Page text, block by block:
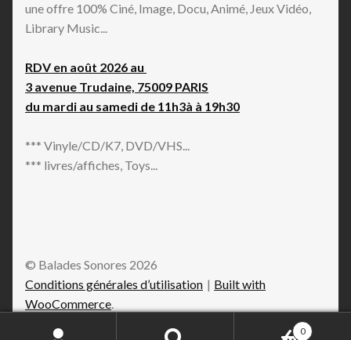
une offre 100% Ciné, Image, Docu, Animé, Jeux Vidéo,
Library Music...
RDV en août 2026 au
3 avenue Trudaine, 75009 PARIS
du mardi au samedi de 11h3à à 19h30
*** Vinyle/CD/K7, DVD/VHS...
*** livres/affiches, Toys...
© Balades Sonores 2026
Conditions générales d’utilisation
Built with
WooCommerce
0